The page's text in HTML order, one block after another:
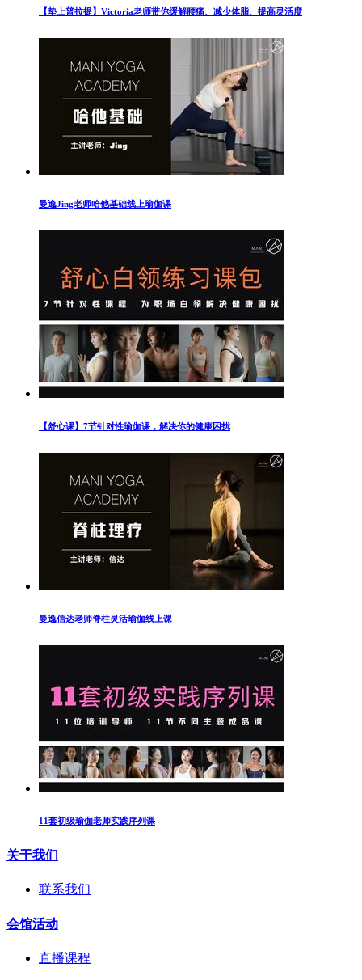
【垫上普拉提】Victoria老师带你缓解腰痛、减少体脂、提高灵活度
曼逸Jing老师哈他基础线上瑜伽课
【舒心课】7节针对性瑜伽课，解决你的健康困扰
曼逸信达老师脊柱灵活瑜伽线上课
11套初级瑜伽老师实践序列课
关于我们
联系我们
会馆活动
直播课程